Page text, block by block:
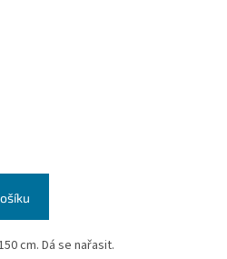
cm. Dá se nařasit.